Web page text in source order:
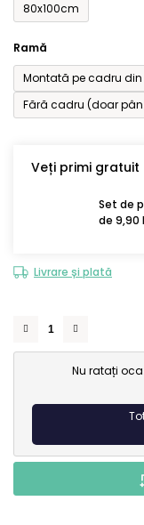
80x100cm
Ramă
Montată pe cadru
Fără cadru (doar
Veți primi gratuit
Set de
de 9,90
Livrare și plată
Nu ratați